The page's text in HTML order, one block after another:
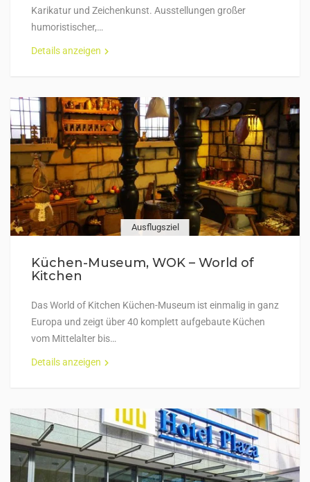
Karikatur und Zeichenkunst. Ausstellungen großer
humoristischer,…
Details anzeigen
Ausflugsziel
Küchen-Museum, WOK – World of
Kitchen
Das World of Kitchen Küchen-Museum ist einmalig in ganz
Europa und zeigt über 40 komplett aufgebaute Küchen
vom Mittelalter bis…
Details anzeigen